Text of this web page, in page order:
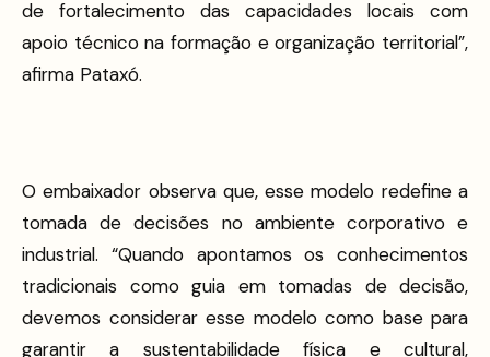
de fortalecimento das capacidades locais com
apoio técnico na formação e organização territorial”,
afirma Pataxó.
O embaixador observa que, esse modelo redefine a
tomada de decisões no ambiente corporativo e
industrial. “Quando apontamos os conhecimentos
tradicionais como guia em tomadas de decisão,
devemos considerar esse modelo como base para
garantir a sustentabilidade física e cultural,